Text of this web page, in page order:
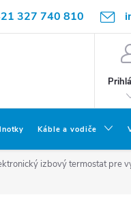
327 740 810
Káble a vodiče
izbový termostat pre